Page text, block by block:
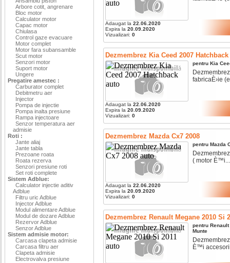
Arbore cotit, angrenare
Bloc motor
Calculator motor
Capac motor
Chiulasa
Control gaze evacuare
Motor complet
Motor fara subansamble
Scut motor
Senzori motor
Suport motor
Ungere
Pregatire amestec :
Carburator complet
Debitmetru aer
Injector
Pompa de injectie
Pompa inalta presiune
Rampa injectoare
Senzor temperatura aer
admisie
Roti :
Jante aliaj
Jante tabla
Prezoane roata
Roata rezerva
Senzori presiune roti
Set roti complete
Sistem Adblue:
Calculator injectie aditiv
Adblue
Filtru uric Adblue
Injector Adblue
Modul alimentare Adblue
Modul de dozare Adblue
Rezervor Adblue
Senzor Adblue
Sistem admisie motor:
Carcasa clapeta admisie
Carcasa filtru aer
Clapeta admisie
Electrovalva presiune
Adaugat la 22.06.2020
Expira la 20.09.2020
Vizualizari: 0
Dezmembrez Kia Ceed 2007 Hatchback
Adaugat la 22.06.2020
Expira la 20.09.2020
Vizualizari: 0
pentru Kia
fabricaÈ›ie
Dezmembrez Mazda Cx7 2008
Adaugat la 22.06.2020
Expira la 20.09.2020
Vizualizari: 0
pentru Mazda
( motor È™i...
Dezmembrez Renault Megane 2010 Si
pentru Renault
Munte
È™i